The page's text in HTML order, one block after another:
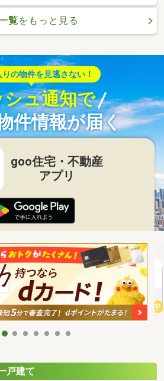
覧をもっと見る
の物件を見逃さない！
ュ通知で
件情報が届く
goo住宅・不動産
アプリ
戸建て